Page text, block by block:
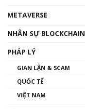
METAVERSE
NHÂN SỰ BLOCKCHAIN
PHÁP LÝ
GIAN LẬN & SCAM
QUỐC TẾ
VIỆT NAM